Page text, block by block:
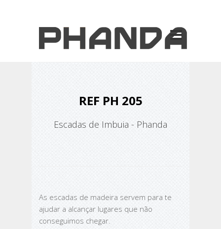
REF PH 205
Escadas de Imbuia - Phanda
As escadas de madeira servem para te
ajudar a alcançar lugares que não
conseguimos chegar.